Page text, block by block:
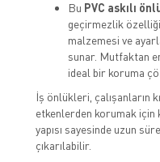
Bu PVC askılı
geçirmezlik özelliği
malzemesi ve
sunar. Mutfaktan
ideal bir koruma
İş önlükleri, çalışanların
etkenlerden korumak için
yapısı sayesinde uzun
çıkarılabilir.